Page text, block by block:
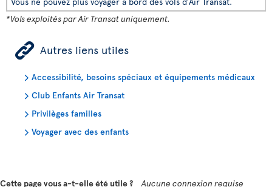
*Vols exploités par Air Transat uniquement.
ÿ Autres liens utiles
Accessibilité, besoins spéciaux et équipements médicaux
Club Enfants Air Transat
Privilèges familles
Voyager avec des enfants
Cette page vous a-t-elle été utile ? Aucune connexion requise